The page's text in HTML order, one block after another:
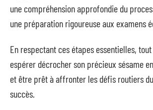
une compréhension approfondie du
une préparation rigoureuse aux examens
En respectant ces étapes essentielles,
espérer décrocher son précieux sésame
et être prêt à affronter les défis routiers
succès.